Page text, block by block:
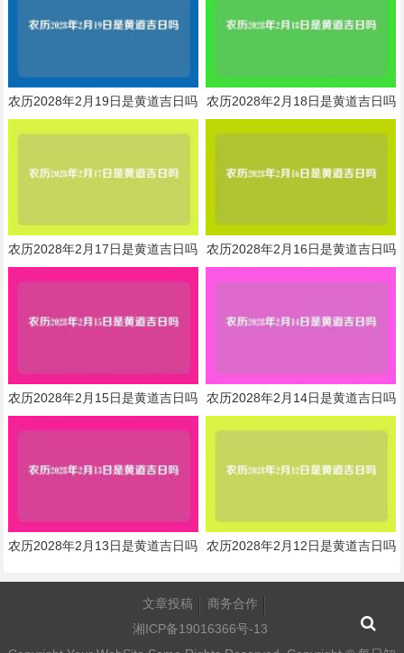
农历2028年2月19日是黄道吉日吗 农历2028年2月18日是黄道吉日吗
农历2028年2月17日是黄道吉日吗 农历2028年2月16日是黄道吉日吗
农历2028年2月15日是黄道吉日吗 农历2028年2月14日是黄道吉日吗
农历2028年2月13日是黄道吉日吗 农历2028年2月12日是黄道吉日吗
文章投稿
商务合作
湘ICP备19016366号-13